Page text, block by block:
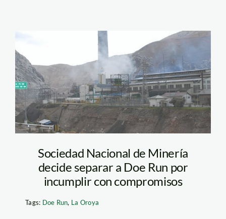
doe_run_2_dp
Sociedad Nacional de Minería
decide separar a Doe Run por
incumplir con compromisos
Tags: Doe Run, La Oroya